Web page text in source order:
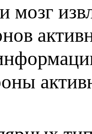
мозг